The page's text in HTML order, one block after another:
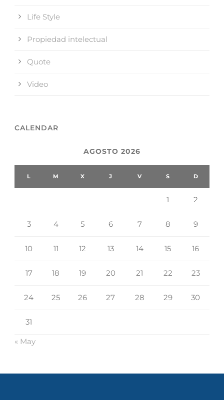
Life Style
Propiedad intelectual
Quote
Video
CALENDAR
AGOSTO 2026
L M X J V S D
1 2
3 4 5 6 7 8 9
10 11 12 13 14 15 16
17 18 19 20 21 22 23
24 25 26 27 28 29 30
31
« May